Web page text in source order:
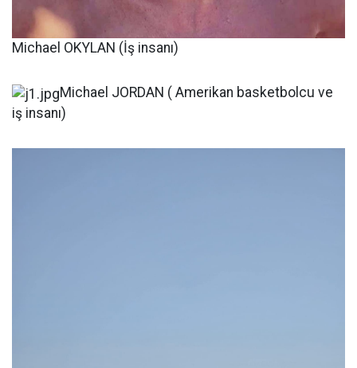
Michael OKYLAN (İş insanı)
Michael JORDAN ( Amerikan basketbolcu ve
iş insanı)